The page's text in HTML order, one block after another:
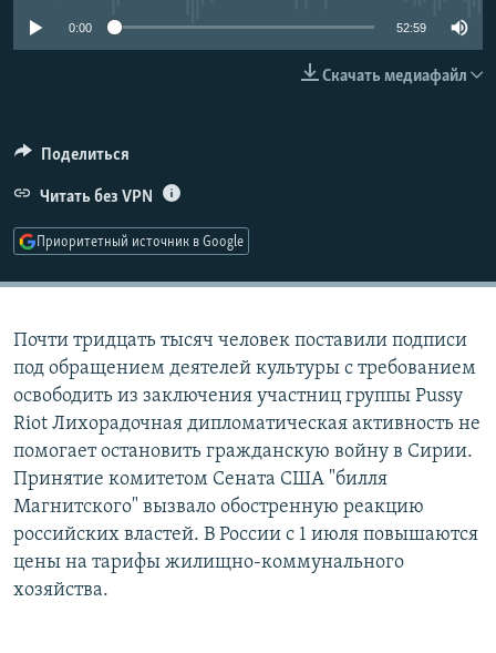
РАСПИСАНИЕ ВЕЩАНИЯ
0:00 52:59
Скачать медиафайл
Поделиться
Читать без VPN
Приоритетный источник в Google
Почти тридцать тысяч человек поставили подписи
под обращением деятелей культуры с требованием
освободить из заключения участниц группы Pussy
Riot Лихорадочная дипломатическая активность не
помогает остановить гражданскую войну в Сирии.
Принятие комитетом Сената США "билля
Магнитского" вызвало обостренную реакцию
российских властей. В России с 1 июля повышаются
цены на тарифы жилищно-коммунального
хозяйства.